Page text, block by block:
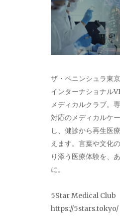
ザ・ペニンシュラ東
インターナショナル
メディカルクラブ。
対応のメディカルケ
し、健診から再生医
えます。言葉や文化
り添う医療体験を、
に。
5Star Medical Club
https://5stars.tokyo/